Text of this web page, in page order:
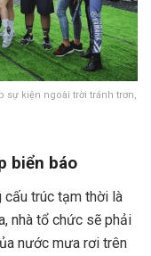
sự kiện ngoài trời tránh trơn,
biển báo
trúc tạm thời là
nhà tổ chức sẽ phải
nước mưa rơi trên